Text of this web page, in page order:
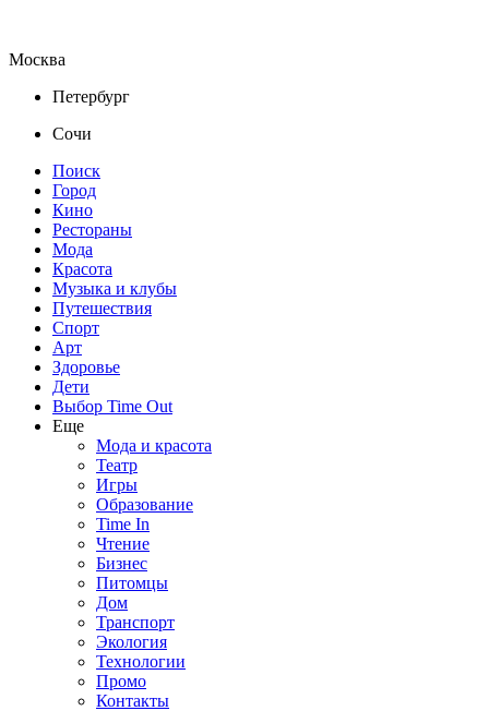
Москва
Петербург
Сочи
Поиск
Город
Кино
Рестораны
Мода
Красота
Музыка и клубы
Путешествия
Спорт
Арт
Здоровье
Дети
Выбор Time Out
Еще
Мода и красота
Театр
Игры
Образование
Time In
Чтение
Бизнес
Питомцы
Дом
Транспорт
Экология
Технологии
Промо
Контакты